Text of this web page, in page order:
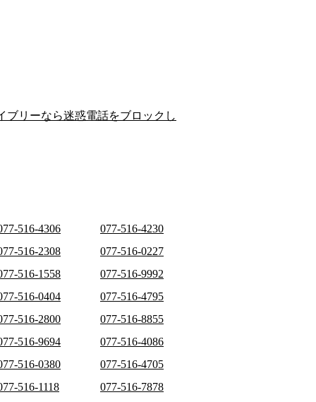
ブリーなら迷惑電話をブロックし
516-4306
077-516-4230
516-2308
077-516-0227
516-1558
077-516-9992
516-0404
077-516-4795
516-2800
077-516-8855
516-9694
077-516-4086
516-0380
077-516-4705
516-1118
077-516-7878